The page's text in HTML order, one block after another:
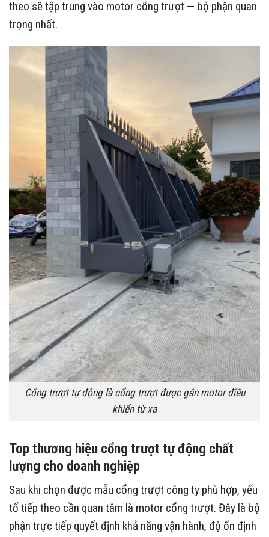
theo sẽ tập trung vào motor cổng trượt — bộ phận quan
trọng nhất.
Cổng trượt tự động là cổng trượt được gắn motor điều
khiển từ xa
Top thương hiệu cổng trượt tự động chất
lượng cho doanh nghiệp
Sau khi chọn được mẫu cổng trượt công ty phù hợp, yếu
tố tiếp theo cần quan tâm là motor cổng trượt. Đây là bộ
phận trực tiếp quyết định khả năng vận hành, độ ổn định